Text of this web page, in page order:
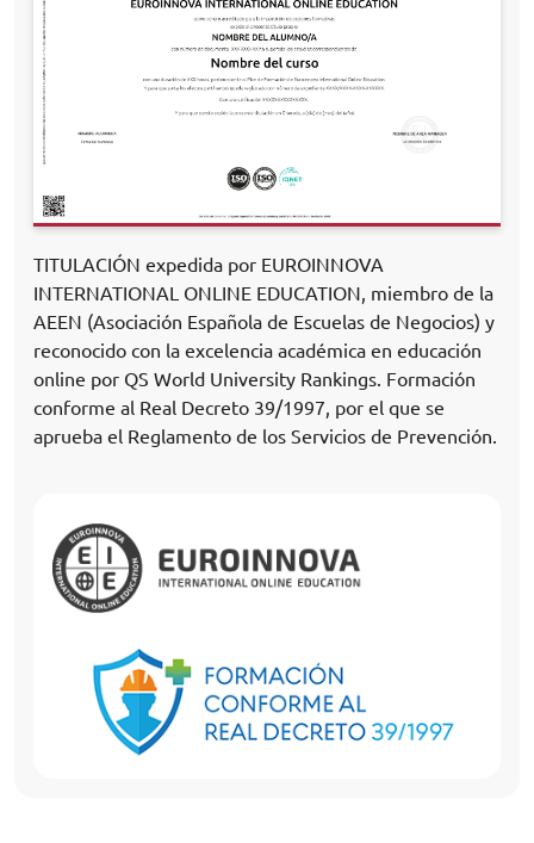
TITULACIÓN expedida por EUROINNOVA
INTERNATIONAL ONLINE EDUCATION, miembro de la
AEEN (Asociación Española de Escuelas de Negocios) y
reconocido con la excelencia académica en educación
online por QS World University Rankings. Formación
conforme al Real Decreto 39/1997, por el que se
aprueba el Reglamento de los Servicios de Prevención.